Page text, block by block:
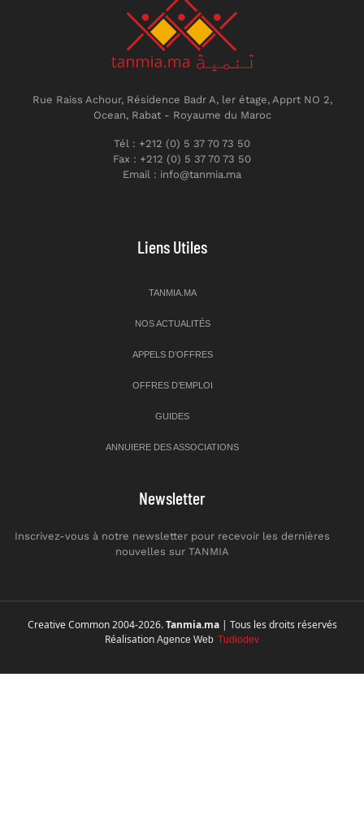
Rue Raiss Achour, Résidence Badr A, ler étage, Apprt NO 2,
Ocean, Rabat - Royaume du Maroc
Tél : +212 (0) 5 37 70 73 50
Fax : +212 (0) 5 37 70 73 50
Email : info@tanmia.ma
Liens Utiles
TANMIA.MA
NOS ACTUALITÉS
APPELS D’OFFRES
OFFRES D’EMPLOI
GUIDES
ANNUIERE DES ASSOCIATIONS
Newsletter
Inscrivez-vous à notre newsletter pour recevoir les dernières
nouvelles sur TANMIA
Creative Common 2004-2026.Tanmia.ma| Tous les droits réservés
Réalisation Agence Web Tudiodev